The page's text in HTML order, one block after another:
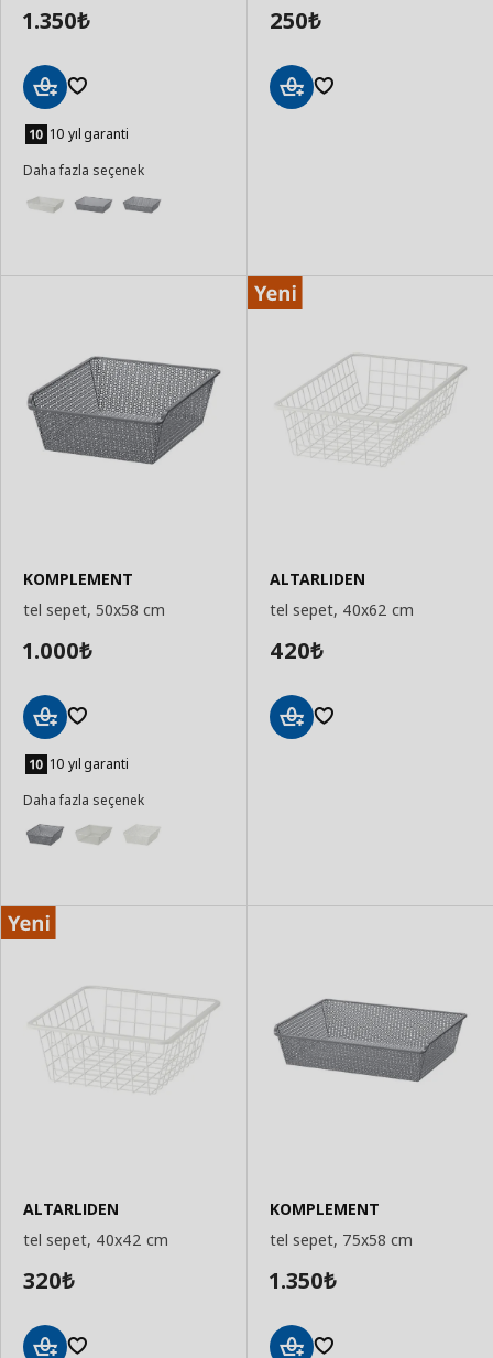
1.350₺
Ekle 10 yıl garanti
Daha fazla seçenek
250₺
KOMPLEMENT
tel sepet, 50x58 cm
1.000₺
Ekle 10 yıl garanti
Daha fazla seçenek
ALTARLIDEN
tel sepet, 40x62 cm
420₺
ALTARLIDEN
tel sepet, 40x42 cm
320₺
KOMPLEMENT
tel sepet, 75x58 cm
1.350₺